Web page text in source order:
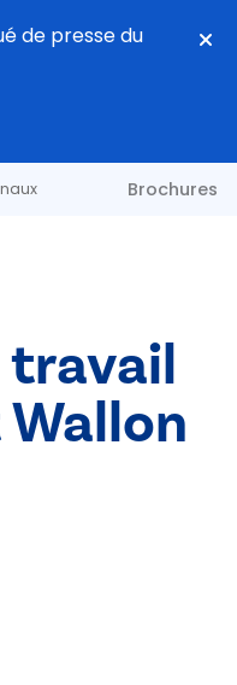
de presse du
Brochures
travail